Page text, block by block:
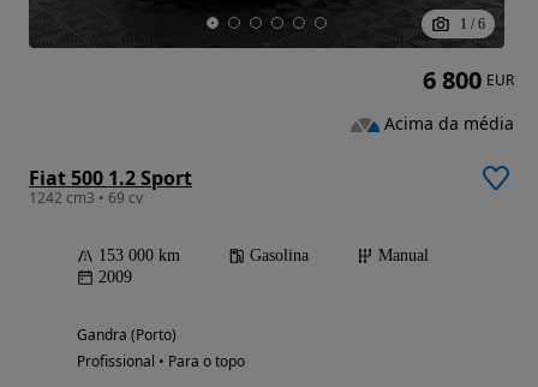
1 / 6
Fiat 500 1.2 Sport
1242 cm3 • 69 cv
153 000 km Gasolina
Manual
2009
Gandra (Porto)
Profissional • Para o topo
6 800 EUR
Acima da média